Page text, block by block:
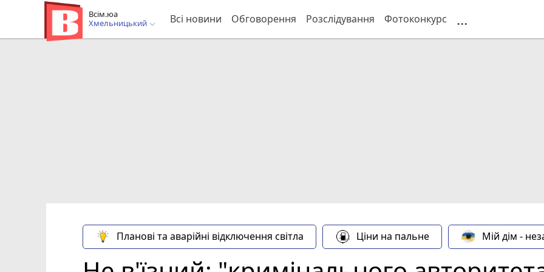
Всім.юа
Хмельницький
Всі новини Обговорення Розслідування Фотоконкурс ...
Планові та аварійні відключення світла Ціни на пальне Мій дім -